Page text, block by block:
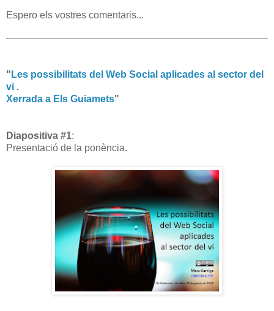
Espero els vostres comentaris...
" Les possibilitats del Web Social aplicades al sector del
vi .
Xerrada a Els Guiamets"
Diapositiva #1:
Presentació de la ponència.